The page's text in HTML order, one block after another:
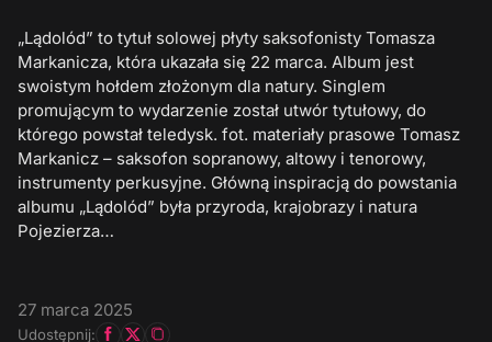
„Lądolód” to tytuł solowej płyty saksofonisty Tomasza
Markanicza, która ukazała się 22 marca. Album jest
swoistym hołdem złożonym dla natury. Singlem
promującym to wydarzenie został utwór tytułowy, do
którego powstał teledysk. fot. materiały prasowe Tomasz
Markanicz – saksofon sopranowy, altowy i tenorowy,
instrumenty perkusyjne. Główną inspiracją do powstania
albumu „Lądolód” była przyroda, krajobrazy i natura
Pojezierza…
27 marca 2025
Udostępnij: